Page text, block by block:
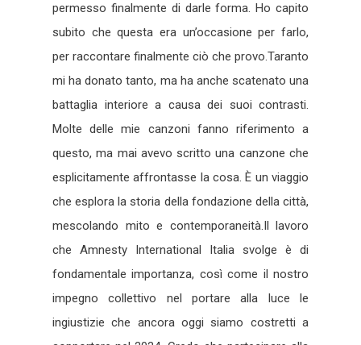
permesso finalmente di darle forma. Ho capito
subito che questa era un’occasione per farlo,
per raccontare finalmente ciò che provo.Taranto
mi ha donato tanto, ma ha anche scatenato una
battaglia interiore a causa dei suoi contrasti.
Molte delle mie canzoni fanno riferimento a
questo, ma mai avevo scritto una canzone che
esplicitamente affrontasse la cosa. È un viaggio
che esplora la storia della fondazione della città,
mescolando mito e contemporaneità.Il lavoro
che Amnesty International Italia svolge è di
fondamentale importanza, così come il nostro
impegno collettivo nel portare alla luce le
ingiustizie che ancora oggi siamo costretti a